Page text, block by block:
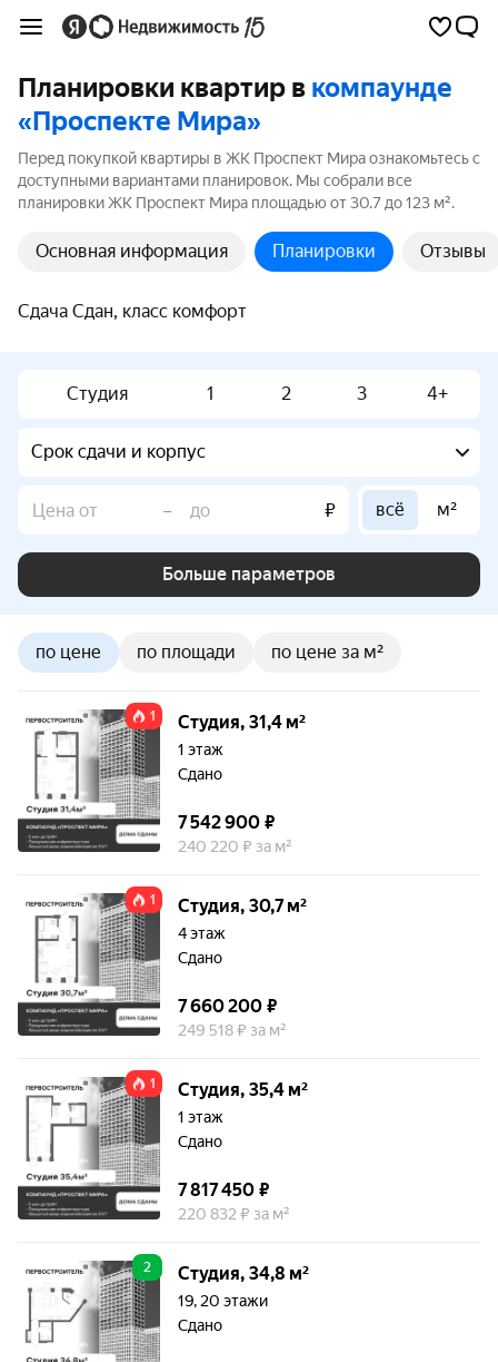
Планировки квартир в компаунде
«Проспекте Мира»
Перед покупкой квартиры в ЖК Проспект Мира ознакомьтесь с
доступными вариантами планировок. Мы собрали все
планировки ЖК Проспект Мира площадью от 30.7 до 123 м².
Основная информация Планировки Отзывы
Сдача Сдан, класс комфорт
Студия 1 2 3 4+
Срок сдачи и корпус
– ₽ всё м²
Больше параметров
по цене по площади по цене за м²
1 Студия, 31,4 м²
1 этаж
Сдано
7 542 900 ₽
240 220 ₽ за м²
1 Студия, 30,7 м²
4 этаж
Сдано
7 660 200 ₽
249 518 ₽ за м²
1 Студия, 35,4 м²
1 этаж
Сдано
7 817 450 ₽
220 832 ₽ за м²
2 Студия, 34,8 м²
19, 20 этажи
Сдано